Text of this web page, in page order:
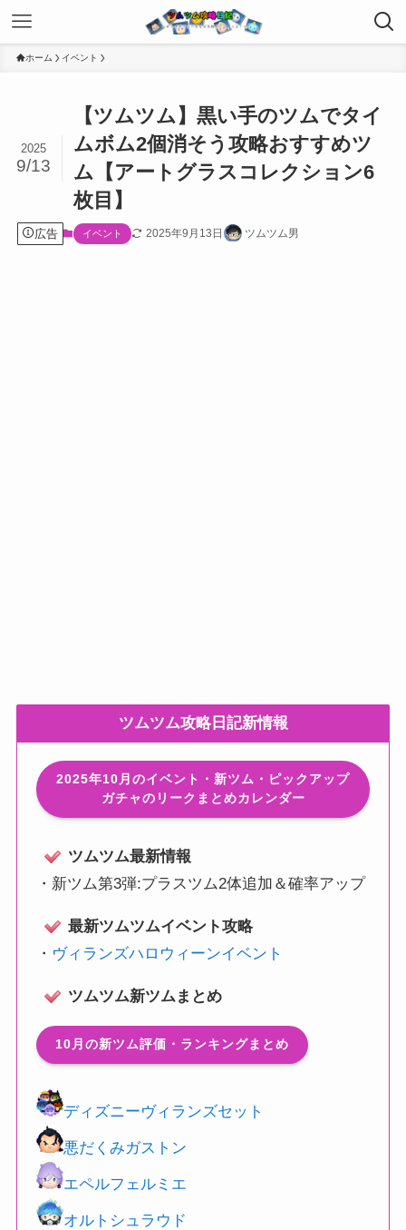
ホーム イベント
【ツムツム】黒い手のツムでタイ
ムボム2個消そう攻略おすすめツ
ム【アートグラスコレクション6
枚目】
2025
9/13
広告 イベント 2025年9月13日 ツムツム男
ツムツム攻略日記新情報
2025年10月のイベント・新ツム・ピックアップ
ガチャのリークまとめカレンダー
ツムツム最新情報
・ 新ツム第3弾:プラスツム2体追加＆確率アップ
最新ツムツムイベント攻略
・ ヴィランズハロウィーンイベント
ツムツム新ツムまとめ
10月の新ツム評価・ランキングまとめ
ディズニーヴィランズセット
悪だくみガストン
エペルフェルミエ
オルトシュラウド